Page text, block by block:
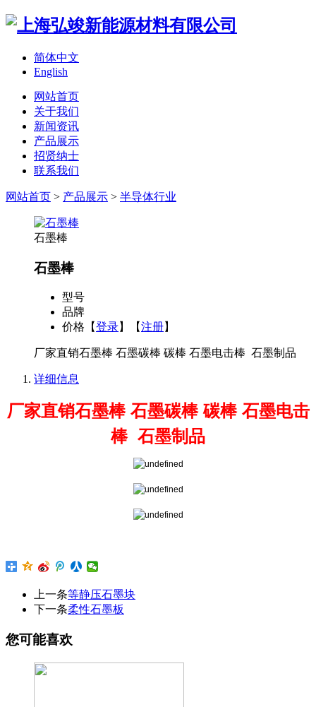
简体中文
English
网站首页
关于我们
新闻资讯
产品展示
招贤纳士
联系我们
网站首页 > 产品展示 > 半导体行业
石墨棒
石墨棒
型号
品牌
价格 【登录】【注册】
厂家直销石墨棒 石墨碳棒 碳棒 石墨电击棒 石墨制品
详细信息
厂家直销石墨棒 石墨碳棒 碳棒 石墨电击
棒 石墨制品
上一条等静压石墨块
下一条柔性石墨板
您可能喜欢